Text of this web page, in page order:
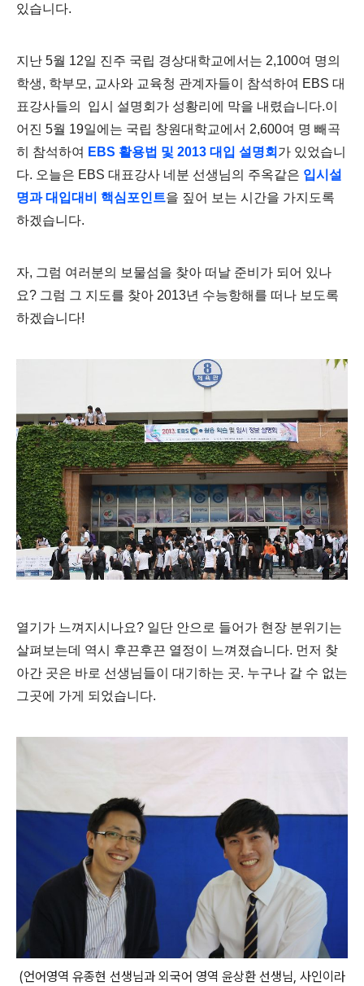
있습니다.
지난 5월 12일 진주 국립 경상대학교에서는 2,100여 명의
학생, 학부모, 교사와 교육청 관계자들이 참석하여 EBS 대
표강사들의 입시 설명회가 성황리에 막을 내렸습니다.이
어진 5월 19일에는 국립 창원대학교에서 2,600여 명 빼곡
히 참석하여 EBS 활용법 및 2013 대입 설명회 가 있었습니
다. 오늘은 EBS 대표강사 네분 선생님의 주옥같은 입시설
명과 대입대비 핵심포인트을 짚어 보는 시간을 가지도록
하겠습니다.
자, 그럼 여러분의 보물섬을 찾아 떠날 준비가 되어 있나
요? 그럼 그 지도를 찾아 2013년 수능항해를 떠나 보도록
하겠습니다!
열기가 느껴지시나요? 일단 안으로 들어가 현장 분위기는
살펴보는데 역시 후끈후끈 열정이 느껴졌습니다. 먼저 찾
아간 곳은 바로 선생님들이 대기하는 곳. 누구나 갈 수 없는
그곳에 가게 되었습니다.
(언어영역 유종현 선생님과 외국어 영역 윤상환 선생님, 사인이라